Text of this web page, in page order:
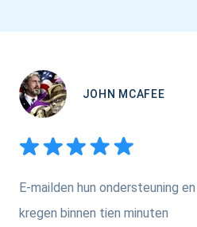
JOHN MCAFEE
E-mailden hun ondersteuning en
kregen binnen tien minuten